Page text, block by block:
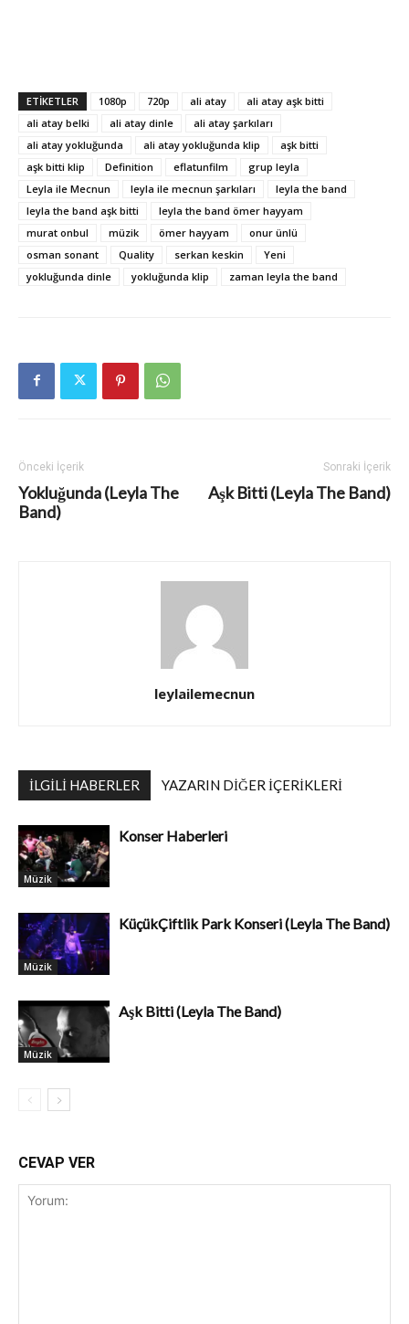
ETIKETLER 1080p 720p ali atay
ali atay aşk bitti
ali atay belki
ali atay dinle
ali atay şarkıları
ali atay yokluğunda
ali atay yokluğunda klip
aşk bitti
aşk bitti klip
Definition eflatunfilm
grup leyla
Leyla ile Mecnun
leyla ile mecnun şarkıları
leyla the band
leyla the band aşk bitti
leyla the band ömer hayyam
murat onbul
müzik ömer hayyam
onur ünlü
osman sonant
Quality serkan keskin
Yeni
yokluğunda dinle
yokluğunda klip zaman leyla the band
Önceki İçerik
Yokluğunda (Leyla The
Band)
Sonraki İçerik
Aşk Bitti (Leyla The Band)
leylailemecnun
İLGILI HABERLER YAZARIN DIĞER İÇERIKLERI
Müzik
Konser Haberleri
Müzik
KüçükÇiftlik Park Konseri (Leyla The Band)
Müzik
Aşk Bitti (Leyla The Band)
CEVAP VER